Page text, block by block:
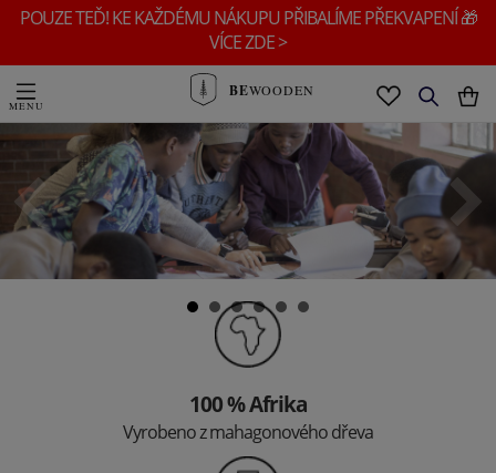
POUZE TEĎ! KE KAŽDÉMU NÁKUPU PŘIBALÍME PŘEKVAPENÍ 🎁
VÍCE ZDE >
BEWOODEN
100 % Afrika
Vyrobeno z mahagonového dřeva